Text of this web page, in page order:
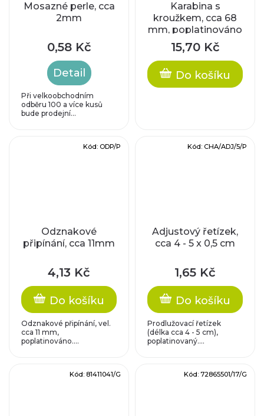
Mosazné perle, cca
2mm
0,58 Kč
Detail
Při velkoobchodním
odběru 100 a více kusů
bude prodejní...
Karabina s
kroužkem, cca 68
mm, poplatinováno
15,70 Kč
Do košíku
Odznakové
připínání, cca 11mm
4,13 Kč
Do košíku
Odznakové připínání, vel.
cca 11 mm,
poplatinováno....
Kód: ODP/P
Adjustový řetízek,
cca 4 - 5 x 0,5 cm
1,65 Kč
Do košíku
Prodlužovací řetízek
(délka cca 4 - 5 cm),
poplatinovaný....
Kód: CHA/ADJ/5/P
Kód: 81411041/G Kód: 72865501/17/G